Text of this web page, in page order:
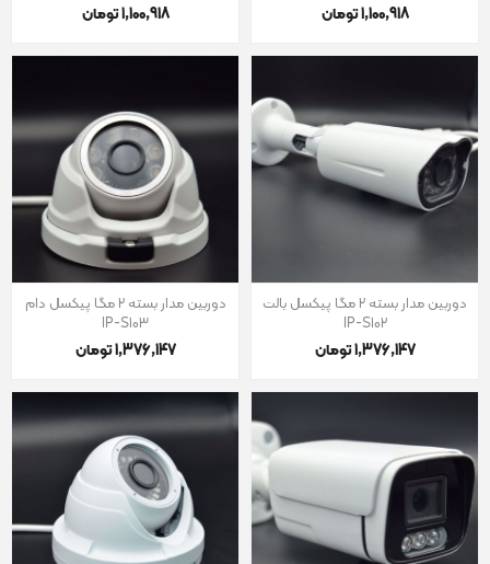
1٬100٬918 تومان 1٬100٬918 تومان
دوربین مدار بسته 2 مگا پیکسل بالت
IP-S102
1٬376٬147 تومان
دوربین مدار بسته 2 مگا پیکسل دام
IP-S103
1٬376٬147 تومان